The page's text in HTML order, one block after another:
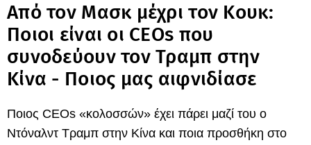
Από τον Μασκ μέχρι τον Κουκ:
Ποιοι είναι οι CEOs που
συνοδεύουν τον Τραμπ στην
Κίνα - Ποιος μας αιφνιδίασε
Ποιος CEOs «κολοσσών» έχει πάρει μαζί του ο
Ντόναλντ Τραμπ στην Κίνα και ποια προσθήκη στο